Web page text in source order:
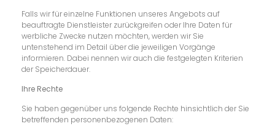
Falls wir für einzelne Funktionen unseres Angebots auf
beauftragte Dienstleister zurückgreifen oder Ihre Daten für
werbliche Zwecke nutzen möchten, werden wir Sie
untenstehend im Detail über die jeweiligen Vorgänge
informieren. Dabei nennen wir auch die festgelegten Kriterien
der Speicherdauer.
Ihre Rechte
Sie haben gegenüber uns folgende Rechte hinsichtlich der Sie
betreffenden personenbezogenen Daten: